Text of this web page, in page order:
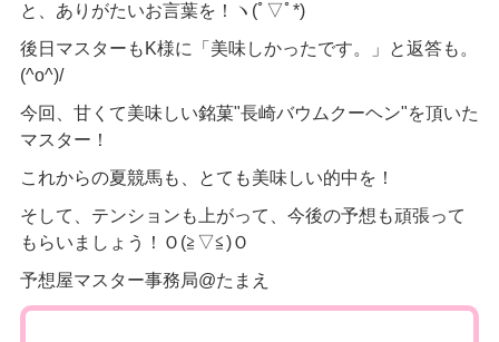
と、ありがたいお言葉を！ヽ(ﾟ▽ﾟ*)
後日マスターもK様に「美味しかったです。」と返答も。
(^o^)/
今回、甘くて美味しい銘菓"長崎バウムクーヘン"を頂いた
マスター！
これからの夏競馬も、とても美味しい的中を！
そして、テンションも上がって、今後の予想も頑張って
もらいましょう！Ｏ(≧▽≦)Ｏ
予想屋マスター事務局@たまえ